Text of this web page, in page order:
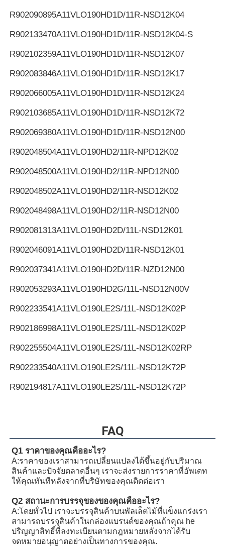
R902090895A11VLO190HD1D/11R-NSD12K04
R902133470A11VLO190HD1D/11R-NSD12K04-S
R902102359A11VLO190HD1D/11R-NSD12K07
R902083846A11VLO190HD1D/11R-NSD12K17
R902066005A11VLO190HD1D/11R-NSD12K24
R902103685A11VLO190HD1D/11R-NSD12K72
R902069380A11VLO190HD1D/11R-NSD12N00
R902048504A11VLO190HD2/11R-NPD12K02
R902048500A11VLO190HD2/11R-NPD12N00
R902048502A11VLO190HD2/11R-NSD12K02
R902048498A11VLO190HD2/11R-NSD12N00
R902081313A11VLO190HD2D/11L-NSD12K01
R902046091A11VLO190HD2D/11R-NSD12K01
R902037341A11VLO190HD2D/11R-NZD12N00
R902053293A11VLO190HD2G/11L-NSD12N00V
R902233541A11VLO190LE2S/11L-NSD12K02P
R902186998A11VLO190LE2S/11L-NSD12K02P
R902255504A11VLO190LE2S/11L-NSD12K02RP
R902233540A11VLO190LE2S/11L-NSD12K72P
R902194817A11VLO190LE2S/11L-NSD12K72P
A11VLO190LE2S/11L-NTD12K02P
R902233884 A11VLO190LE2S/11L-NZD12K02H
R902106321 A11VLO190LE2S/11L-NZD12K02H
R902198594A11VLO190LE2S/11L-NZD12K02H
R902220946 A11VLO190LE2S/11L-NZD12K02P
R902255713A11VLO190LE2S/11L-NZD12K02P
R902225083A11VLO190LE2S/11L-NZD12K02P
FAQ
Q1 ราคาของคุณคืออะไร?
A:ราคาของเราสามารถเปลี่ยนแปลงได้ขึ้นอยู่กับปริมาณ
สินค้าและปัจจัยตลาดอื่นๆ เราจะส่งรายการราคาที่อัพเดท
ให้คุณทันทีหลังจากที่บริษัทของคุณติดต่อเรา
Q2 สถานะการบรรจุของของคุณคืออะไร?
A:โดยทั่วไป เราจะบรรจุสินค้าบนพัลเล็ตไม้ที่แข็งแกร่งเรา
สามารถบรรจุสินค้าในกล่องแบรนด์ของคุณถ้าคุณ he
ปริญญาสิทธิ์ที่ลงทะเบียนตามกฎหมายหลังจากได้รับ
จดหมายอนุญาตอย่างเป็นทางการของคุณ.